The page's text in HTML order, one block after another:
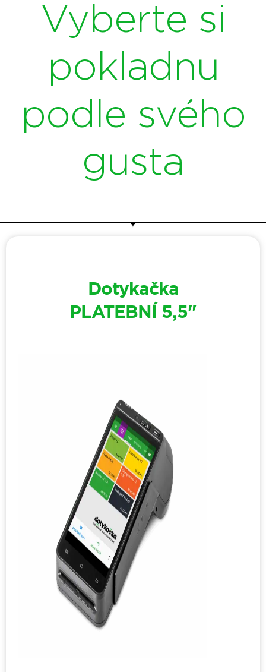
Vyberte si
pokladnu
podle svého
gusta
Dotykačka
PLATEBNÍ 5,5"